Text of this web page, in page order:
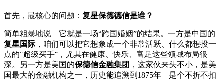
首先，最核心的问题： 复星保德德信是谁？
简单粗暴地说，它就是一场“跨国婚姻”的结果。一方是中国的
复星国际 ，咱们可以把它想象成一个非常活跃、什么都想投一
点的“超级买手”，尤其在健康、快乐、富足这些领域布局很
深。另一方是美国的保德信金融集团 ，这家伙来头不小，是美
国最大的金融机构之一，历史能追溯到1875年，是个不折不扣